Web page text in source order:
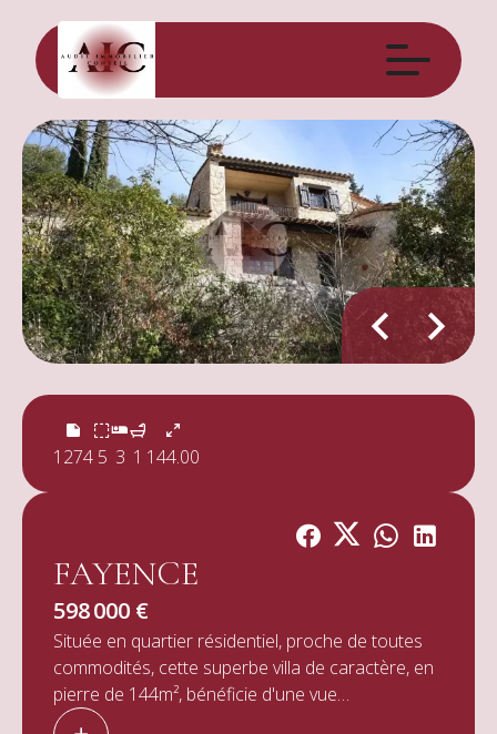
1274 5 3 1 144.00
FAYENCE
598 000 €
Située en quartier résidentiel, proche de toutes
commodités, cette superbe villa de caractère, en
pierre de 144m², bénéficie d'une vue
exceptionnelle et d'un charme unique, sur une